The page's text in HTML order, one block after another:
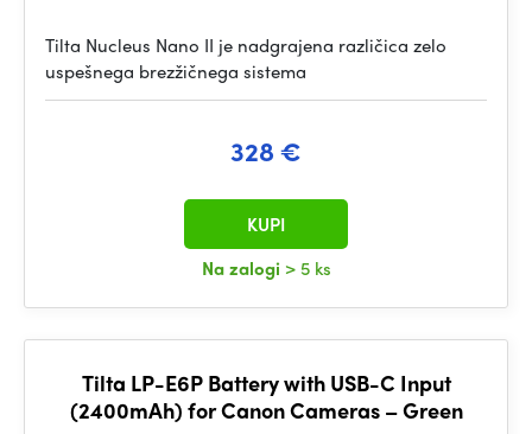
Tilta Nucleus Nano II je nadgrajena različica zelo
uspešnega brezžičnega sistema
328 €
Na zalogi > 5 ks
KUPI
Tilta LP-E6P Battery with USB-C Input
(2400mAh) for Canon Cameras – Green